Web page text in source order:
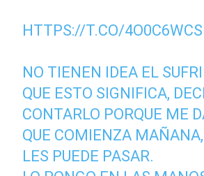
HTTPS://T.CO/
NO TIENEN IDEA EL
QUE ESTO SIGNIFICA,
CONTARLO PORQUE ME
QUE COMIENZA MAÑANA,
LES PUEDE PASAR.